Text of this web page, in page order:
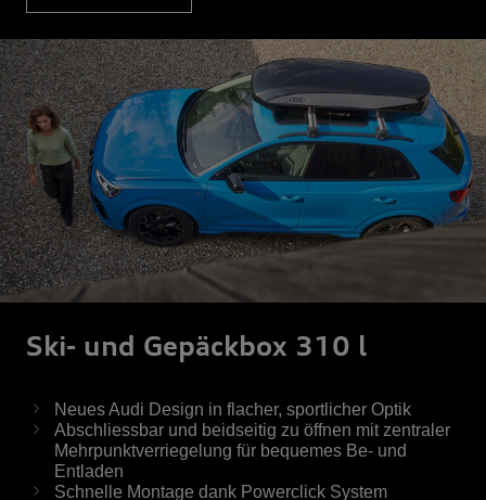
Ski- und Gepäckbox 310 l
Neues Audi Design in flacher, sportlicher Optik
Abschliessbar und beidseitig zu öffnen mit zentraler
Mehrpunktverriegelung für bequemes Be- und
Entladen
Schnelle Montage dank Powerclick System